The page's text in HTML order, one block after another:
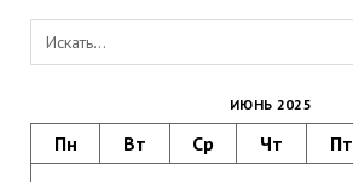
ИЮНЬ 2025
Пн Вт Ср Чт Пт